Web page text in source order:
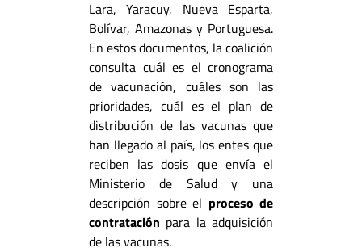
Lara, Yaracuy, Nueva Esparta,
Bolívar, Amazonas y Portuguesa.
En estos documentos, la coalición
consulta cuál es el cronograma
de vacunación, cuáles son las
prioridades, cuál es el plan de
distribución de las vacunas que
han llegado al país, los entes que
reciben las dosis que envía el
Ministerio de Salud y una
descripción sobre el proceso de
contratación para la adquisición
de las vacunas.